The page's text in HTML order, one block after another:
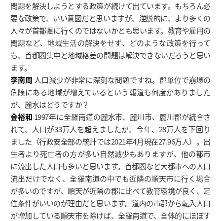
問題を解決しようとする政策が続けて出ています。もちろん必
要な政策で、いい意図だと思いますが、逆説的に、より多くの
人々が首都圏に行くのではないかとも思います。教育や雇用の
問題など、地域生活の解決をせず、どのような政策を行って
も、首都圏集中と地域格差の問題は解決できないだろうと思い
ます。
李南周 人口減少が非常に深刻な問題ですね。郡単位で崩壊の
危険にある地域が増えているという報道も何度かありました
が、麗水はどうですか？
金裕和 1997年に全羅南道の麗水市、麗川市、麗川郡が統合さ
れて、人口が33万人を超えましたが、今年、28万人を下回り
ました（行政安全部の統計では2021年4月現在27.96万人）。出
生者より死亡者の方が多い自然減少もありますが、他の都市
に流出した人口も多いと思います。首都圏など大都市への人口
流出だけでなく、全羅南道の中でも近隣の順天市に行く場合
が多いのですが、順天が近隣の郡に比べて教育環境が良く、定
住条件がいいのが理由だと思います。道内の市郡から転入人口
が増加している順天市を除けば、全羅南道で、全体的にほぼす